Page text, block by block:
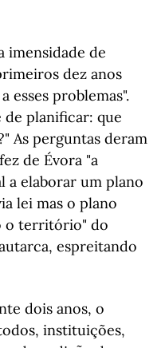
imensidade de
dez anos
esses problemas".
de planificar: que
As perguntas deram
de Évora "a
a elaborar um plano
lei mas o plano
o território" do
espreitando
dois anos, o
instituições,